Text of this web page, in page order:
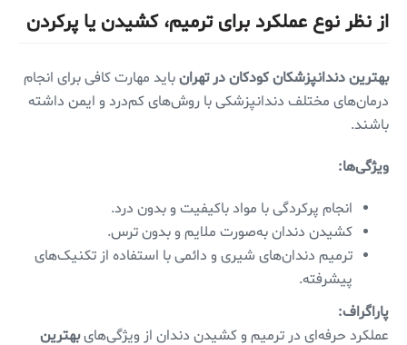
از نظر نوع عملکرد برای ترمیم، کشیدن یا پرکردن
بهترین دندانپزشکان کودکان در تهرانباید مهارت کافی برای انجام
درمان‌های مختلف دندانپزشکی با روش‌های کم‌درد و ایمن داشته
باشند.
ویژگی‌ها:
انجام پرکردگی با مواد باکیفیت و بدون درد.
کشیدن دندان به‌صورت ملایم و بدون ترس.
ترمیم دندان‌های شیری و دائمی با استفاده از تکنیک‌های
پیشرفته.
پاراگراف:
عملکرد حرفه‌ای در ترمیم و کشیدن دندان از ویژگی‌هایبهترین